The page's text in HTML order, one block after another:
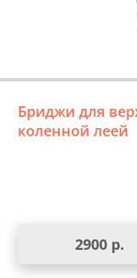
Бриджи для
коленной леей
2900 р.